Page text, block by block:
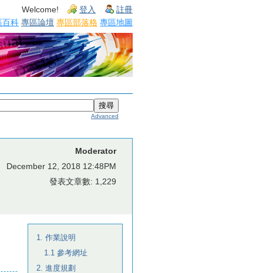
Welcome! 登入 註冊
百科 專區論壇 專區部落格 專區地圖
Advanced
Moderator
December 12, 2018 12:48PM
發表文章數: 1,229
1. 作業說明
1.1 參考網址
2. 進度規劃